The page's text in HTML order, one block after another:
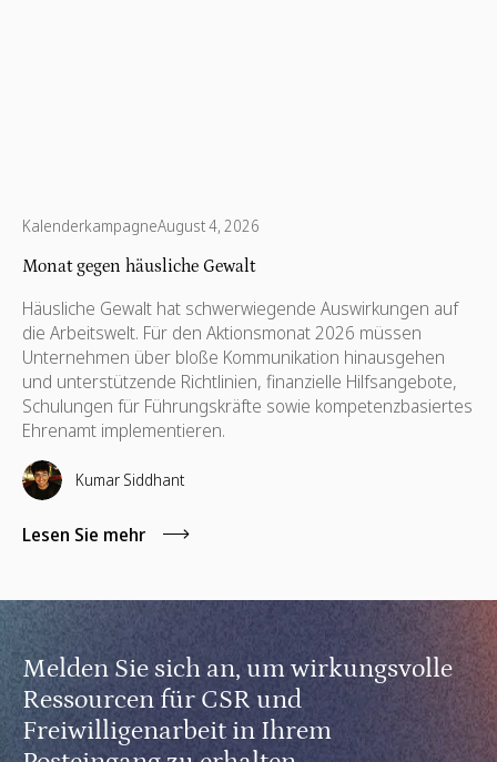
KalenderkampagneAugust 4, 2026
Monat gegen häusliche Gewalt
Häusliche Gewalt hat schwerwiegende Auswirkungen auf
die Arbeitswelt. Für den Aktionsmonat 2026 müssen
Unternehmen über bloße Kommunikation hinausgehen
und unterstützende Richtlinien, finanzielle Hilfsangebote,
Schulungen für Führungskräfte sowie kompetenzbasiertes
Ehrenamt implementieren.
Kumar Siddhant
Lesen Sie mehr
Melden Sie sich an, um wirkungsvolle
Ressourcen für CSR und
Freiwilligenarbeit in Ihrem